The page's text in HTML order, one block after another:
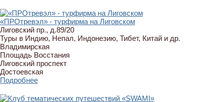
«ПРОтревэл» - турфирма на Лиговском
Лиговский пр., д.89/20
Туры в Индию, Непал, Индонезию, Тибет, Китай и др.
Владимирская
Площадь Восстания
Лиговский проспект
Достоевская
Подробнее